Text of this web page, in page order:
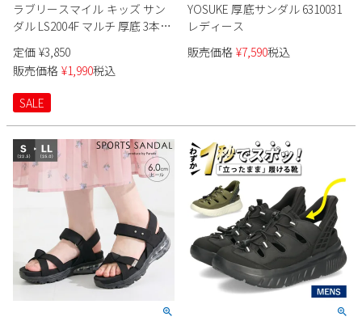
ラブリースマイル キッズ サン
ダル LS2004F マルチ 厚底 3本ベ
ルト ベルクロ 子供靴 女の子 ス
ポーツサンダル
定価 ¥3,850
販売価格 ¥1,990税込
SALE
YOSUKE 厚底サンダル 6310031
レディース
販売価格 ¥7,590税込